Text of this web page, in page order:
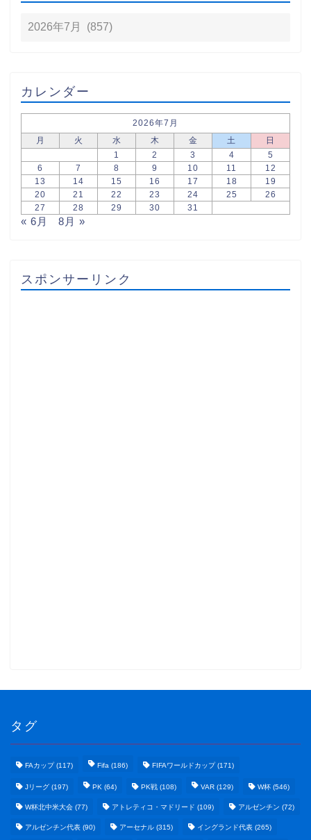
カレンダー
2026年7月
月
火 水 木 金 土
日
1
2 3 4
5
6
7 8 9 10 11
12
13
14 15 16 17 18
19
20
21 22 23 24 25
26
27
28 29 30 31
« 6月 8月 »
スポンサーリンク
タグ
FAカップ(117) Fifa (186) FIFAワールドカップ(171)
Jリーグ (197) PK (64) PK戦 (108) VAR (129) W杯 (546)
W杯北中米大会 (77) アトレティコ・マドリード (109) アルゼンチン (72)
アルゼンチン代表 (90) アーセナル (315) イングランド代表 (265)